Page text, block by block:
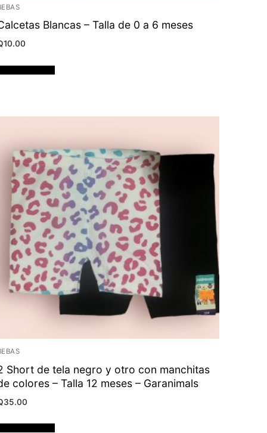
Blancas – Talla de 0 a 6 meses
10.00
Short de tela negro y otro con manchitas
colores – Talla 12 meses – Garanimals
35.00